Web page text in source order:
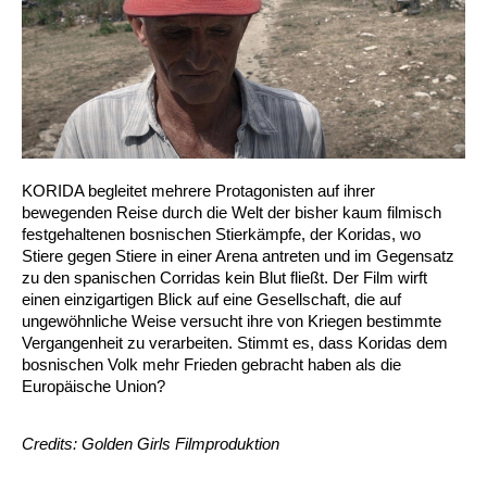
KORIDA begleitet mehrere Protagonisten auf ihrer
bewegenden Reise durch die Welt der bisher kaum filmisch
festgehaltenen bosnischen Stierkämpfe, der Koridas, wo
Stiere gegen Stiere in einer Arena antreten und im Gegensatz
zu den spanischen Corridas kein Blut fließt. Der Film wirft
einen einzigartigen Blick auf eine Gesellschaft, die auf
ungewöhnliche Weise versucht ihre von Kriegen bestimmte
Vergangenheit zu verarbeiten. Stimmt es, dass Koridas dem
bosnischen Volk mehr Frieden gebracht haben als die
Europäische Union?
Credits: Golden Girls Filmproduktion